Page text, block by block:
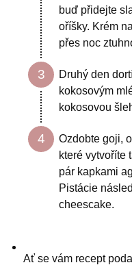
buď přidejte
oříšky. Krém
přes noc
Druhý den
kokosovým
kokosovou
Ozdobte goji,
které vytvoříte
pár kapkami
Pistácie
cheescake.
Ať se vám recept